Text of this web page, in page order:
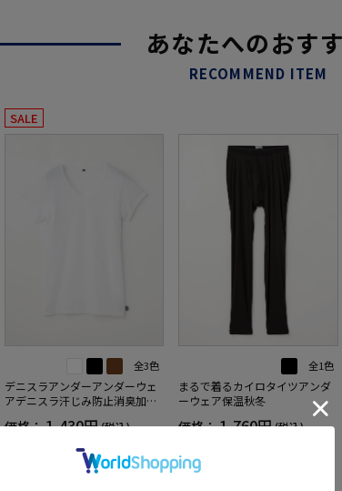
あなたへのおす
RECOMMEND ITEM
SALE
全3色
デニスラアンダーアンダーウェ
アデニスラ汗じみ防止消臭加工
価格：1,430円(税込)
990円(税込)
全1色
まるで着るカイロタイツアンダ
ーウェア保温秋冬
価格：1,760円(税込)